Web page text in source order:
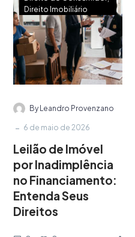
Direito Imobiliário
By Leandro Provenzano
- 6 de maio de 2026
Leilão de Imóvel
por Inadimplência
no Financiamento:
Entenda Seus
Direitos